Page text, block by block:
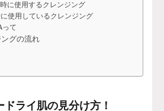
に使用するクレンジング
使用しているクレンジング
って
グの流れ
ライ肌の見分け方！